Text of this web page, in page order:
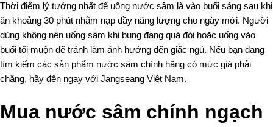
Thời điểm lý tưởng nhất để uống nước sâm là vào buổi sáng sau khi
ăn khoảng 30 phút nhằm nạp đầy năng lượng cho ngày mới. Người
dùng không nên uống sâm khi bụng đang quá đói hoặc uống vào
buổi tối muộn để tránh làm ảnh hưởng đến giấc ngủ. Nếu bạn đang
tìm kiếm các sản phẩm nước sâm chính hãng có mức giá phải
chăng, hãy đến ngay với Jangseang Việt Nam.
Mua nước sâm chính ngạch